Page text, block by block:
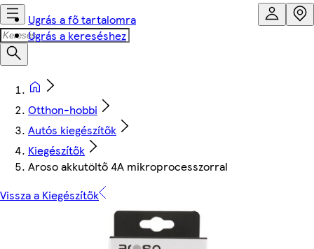
Ugrás a fő tartalomra
Ugrás a kereséshez
Otthon-hobbi
Autós kiegészítők
Kiegészítők
Aroso akkutöltő 4A mikroprocesszorral
Vissza a Kiegészítők